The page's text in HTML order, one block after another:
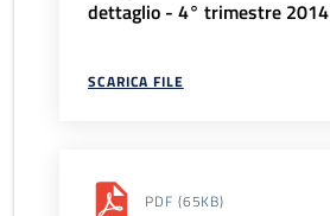
dettaglio - 4° trimestre 2014
SCARICA FILE
PDF (65KB)